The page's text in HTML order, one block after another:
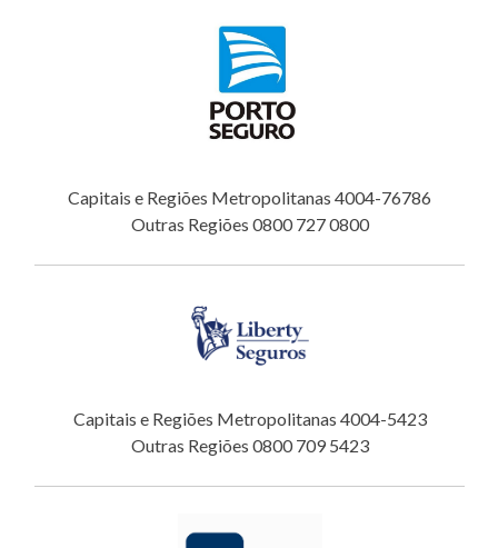
Capitais e Regiões Metropolitanas 4004-76786
Outras Regiões 0800 727 0800
Capitais e Regiões Metropolitanas 4004-5423
Outras Regiões 0800 709 5423